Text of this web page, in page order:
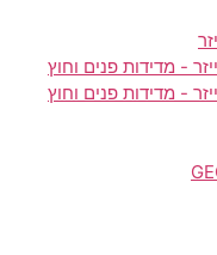
- מדידות פנים וחוץ
- מדידות פנים וחוץ